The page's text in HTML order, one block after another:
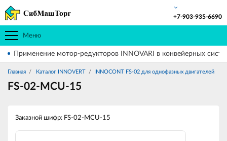
Меню
+7-903-935-6690
Применение мотор-редукторов INNOVARI в конвейерных
Главная Каталог INNOVERT INNOCONT FS-02 для однофазных двигателей
FS-02-MCU-15
Заказной шифр: FS-02-MCU-15